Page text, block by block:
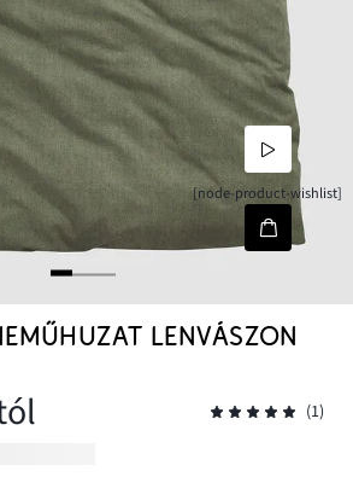
[node-product-wishlist]
LENVÁSZON
(1)